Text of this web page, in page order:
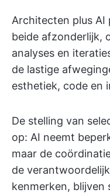
Architecten plus AI
beide afzonderlijk,
analyses en
de lastige
esthetiek, code en
De stelling van
op: AI neemt
maar de
de
kenmerken, blijven